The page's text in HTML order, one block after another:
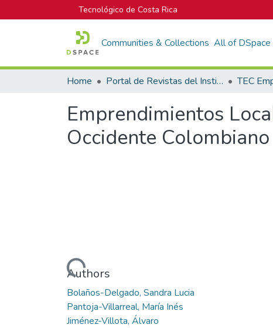
Tecnológico de Costa Rica
Communities & Collections All of DSpace
Home Portal de Revistas del Instituto Tecnológico de Costa Rica TEC
Emprendimientos
Occidente Colombiano
Loading...
Authors
Bolaños-Delgado, Sandra Lucia
Pantoja-Villarreal, María Inés
Jiménez-Villota, Álvaro